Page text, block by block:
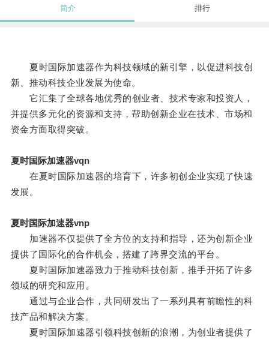
简介 排行
夏时国际加速器作为科技领域的新引擎，以促进科技创
新、推动科技企业发展为使命。
它汇集了全球各地优秀的创业者、技术专家和投资人，
并提供多元化的资源和支持，帮助创新企业在技术、市场和
资金方面取得突破。
夏时国际加速器vqn
在夏时国际加速器的培育下，许多初创企业实现了快速
发展。
夏时国际加速器vnp
加速器不仅提供了全方位的支持和指导，还为创新企业
提供了国际化的合作机会，搭建了跨界交流的平台。
夏时国际加速器致力于推动科技创新，推手开拓了许多
领域的研究和应用。
通过与企业合作，共同研发出了一系列具有前瞻性的科
技产品和解决方案。
夏时国际加速器引领科技创新的浪潮，为创业者提供了